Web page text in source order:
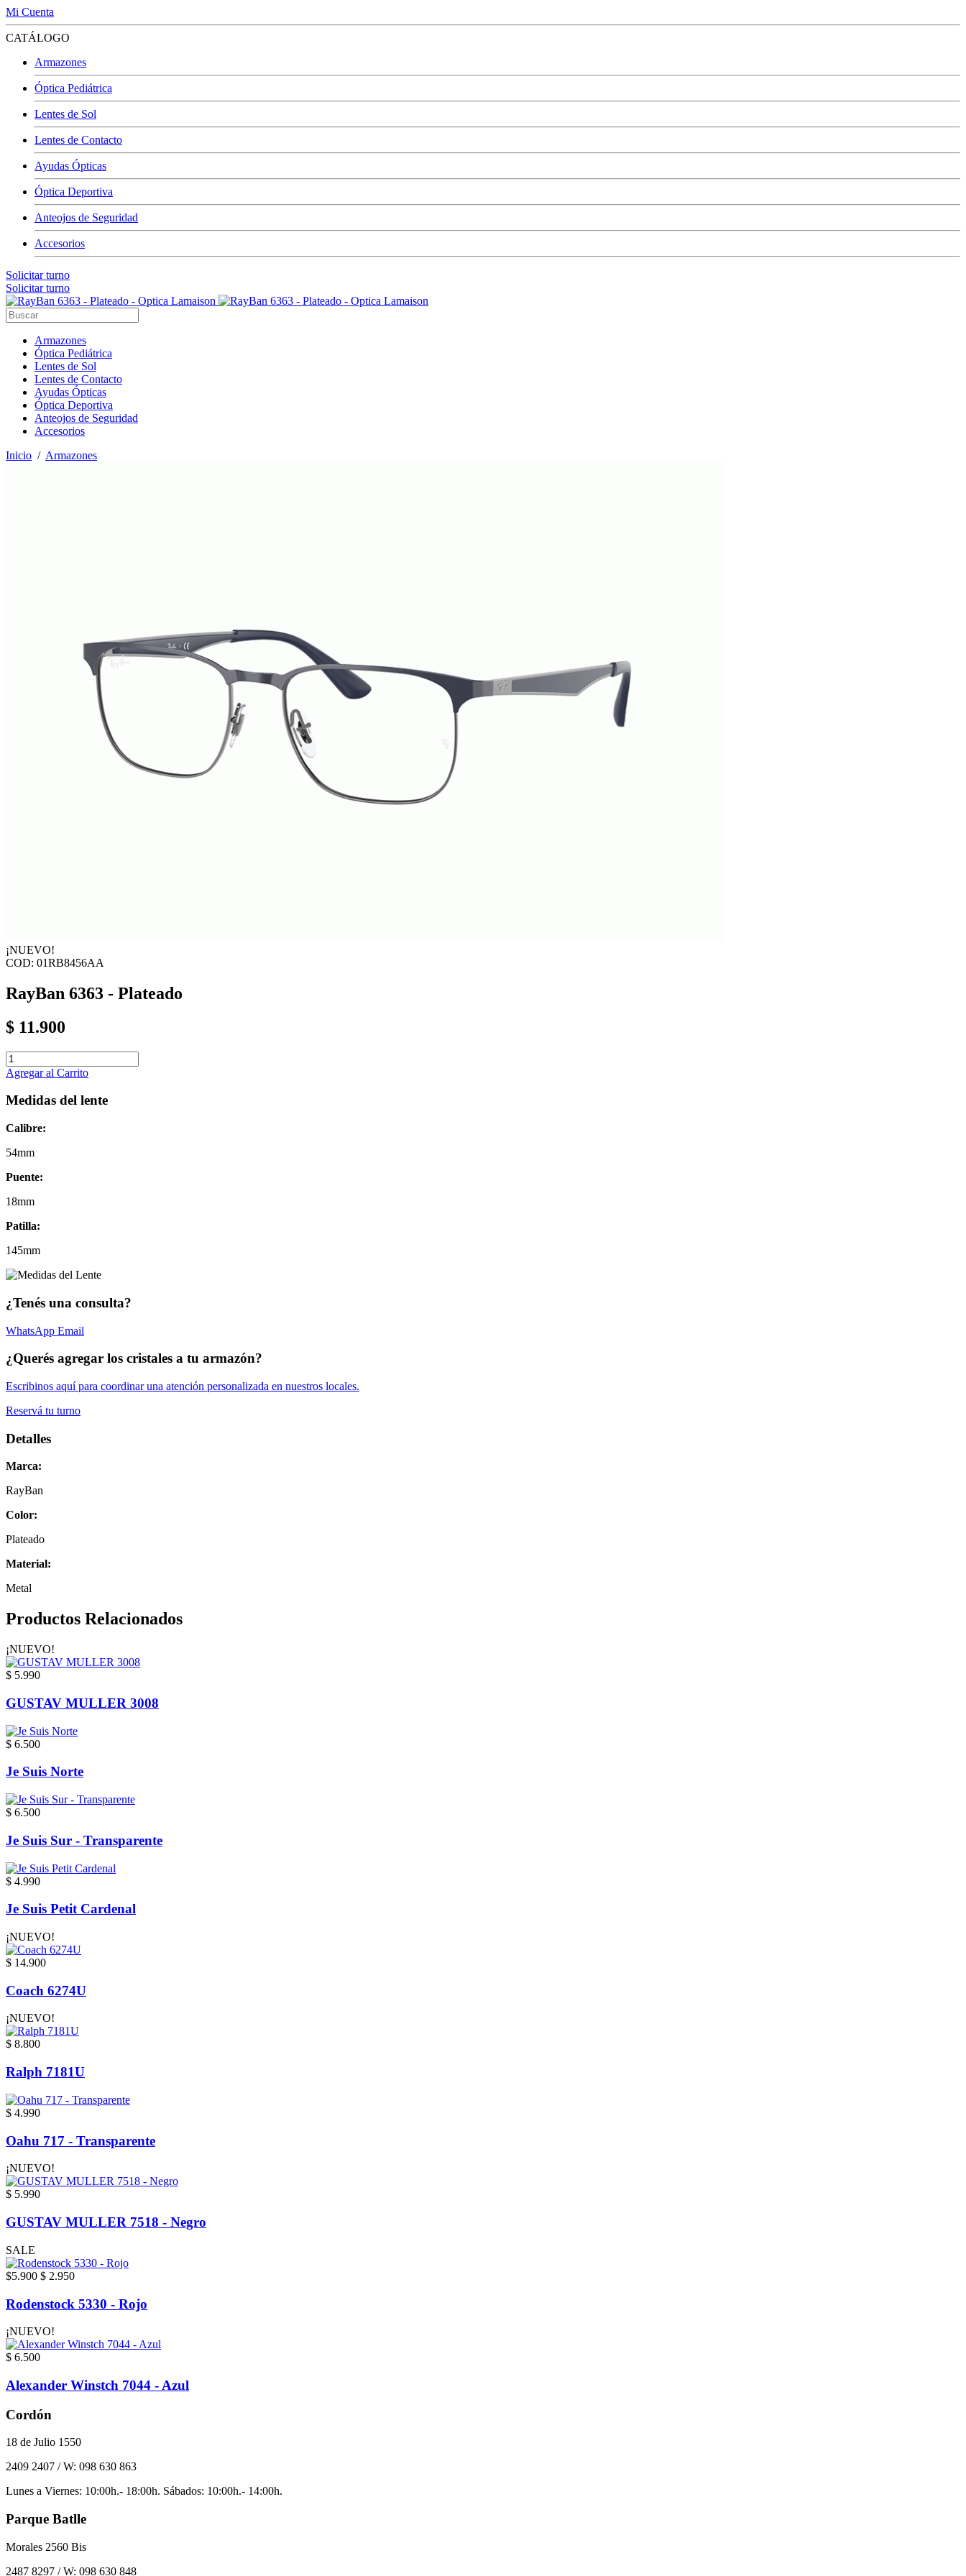
Mi Cuenta
CATÁLOGO
Armazones
Óptica Pediátrica
Lentes de Sol
Lentes de Contacto
Ayudas Ópticas
Óptica Deportiva
Anteojos de Seguridad
Accesorios
Solicitar turno
Solicitar turno
Armazones
Óptica Pediátrica
Lentes de Sol
Lentes de Contacto
Ayudas Ópticas
Óptica Deportiva
Anteojos de Seguridad
Accesorios
Inicio / Armazones
¡NUEVO!
COD: 01RB8456AA
RayBan 6363 - Plateado
$ 11.900
Agregar al Carrito
Medidas del lente
Calibre:
54mm
Puente:
18mm
Patilla:
145mm
¿Tenés una consulta?
WhatsApp Email
¿Querés agregar los cristales a tu armazón?
Escribinos aquí para coordinar una atención personalizada en nuestros locales.
Reservá tu turno
Detalles
Marca:
RayBan
Color:
Plateado
Material:
Metal
Productos Relacionados
¡NUEVO!
$ 5.990
GUSTAV MULLER 3008
$ 6.500
Je Suis Norte
$ 6.500
Je Suis Sur - Transparente
$ 4.990
Je Suis Petit Cardenal
¡NUEVO!
$ 14.900
Coach 6274U
¡NUEVO!
$ 8.800
Ralph 7181U
$ 4.990
Oahu 717 - Transparente
¡NUEVO!
$ 5.990
GUSTAV MULLER 7518 - Negro
SALE
$5.900 $ 2.950
Rodenstock 5330 - Rojo
¡NUEVO!
$ 6.500
Alexander Winstch 7044 - Azul
Cordón
18 de Julio 1550
2409 2407 / W: 098 630 863
Lunes a Viernes: 10:00h.- 18:00h. Sábados: 10:00h.- 14:00h.
Parque Batlle
Morales 2560 Bis
2487 8297 / W: 098 630 848